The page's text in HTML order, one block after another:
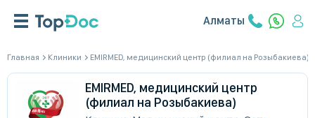
Алматы
Главная Клиники EMIRMED, медицинский центр (филиал на Розыбакиева)
EMIRMED, медицинский центр
(филиал на Розыбакиева)